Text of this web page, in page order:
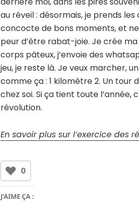
au réveil : désormais, je prends les
concocte de bons moments, et
peur d’être rabat-joie. Je crée ma
corps pâteux, j’envoie des
jeu, je reste là. Je veux marcher,
comme ça : 1 kilomètre 2. Un
chez soi. Si ça tient toute
révolution.
En savoir plus sur l’exercice des
0
J’AIME ÇA :